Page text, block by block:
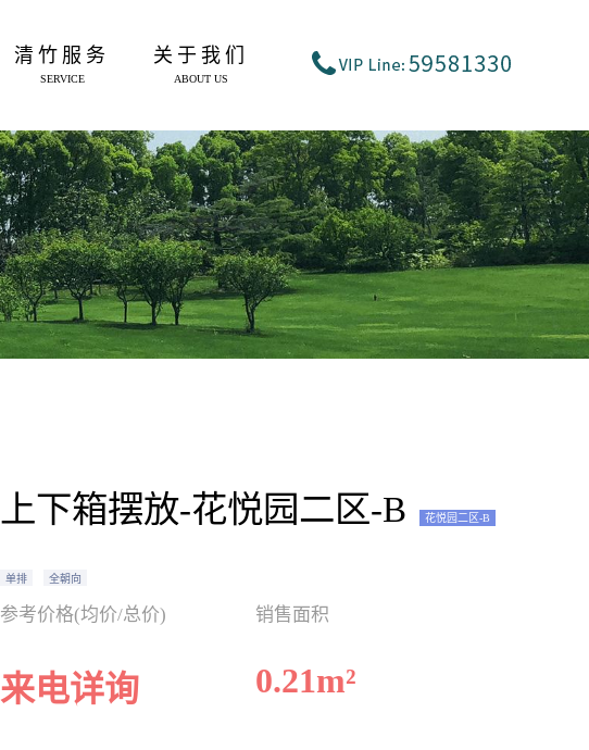
清竹服务
SERVICE
关于我们
ABOUT US
上下箱摆放-花悦园二区-B 花悦园二区-B
单排 全朝向
参考价格(均价/总价)
来电详询
销售面积
0.21m²